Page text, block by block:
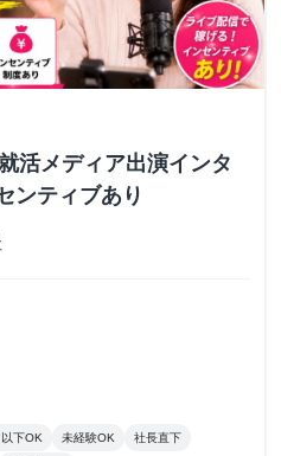
活メディア出演インタ
ンティブあり
下OK 未経験OK 社長直下